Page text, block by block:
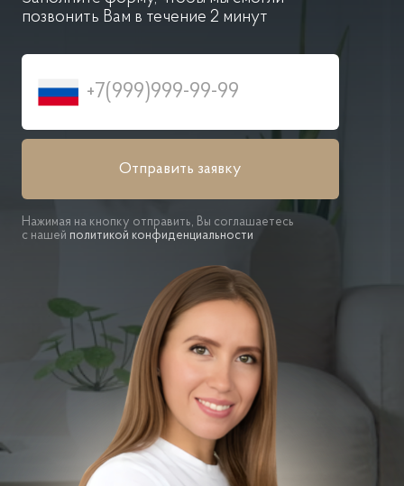
позвонить Вам в течение 2 минут
Отправить заявку
Нажимая на кнопку отправить, Вы соглашаетесь
с нашей политикой конфиденциальности